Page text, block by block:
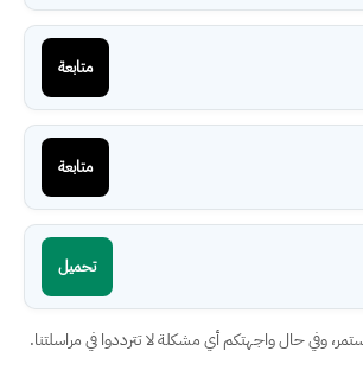
متابعة
متابعة
تحميل
وفي حال واجهتكم أي مشكلة لا تترددوا في مراسلتنا.